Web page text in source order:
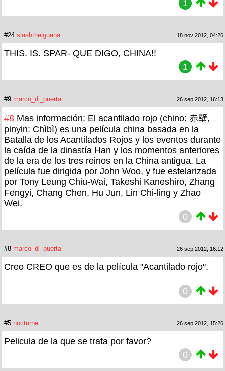
1
#24 slashtheiguana 18 nov 2012, 04:26
THIS. IS. SPAR- QUE DIGO, CHINA!!
1
#9 marco_di_puerta 26 sep 2012, 16:13
#8 Mas información: El acantilado rojo (chino: 赤壁,
pinyin: Chìbì) es una película china basada en la
Batalla de los Acantilados Rojos y los eventos durante
la caída de la dinastía Han y los momentos anteriores
de la era de los tres reinos en la China antigua. La
película fue dirigida por John Woo, y fue estelarizada
por Tony Leung Chiu-Wai, Takeshi Kaneshiro, Zhang
Fengyi, Chang Chen, Hu Jun, Lin Chi-ling y Zhao
Wei.
0
#8 marco_di_puerta 26 sep 2012, 16:12
Creo CREO que es de la película "Acantilado rojo".
0
#5 nocturne 26 sep 2012, 15:26
Pelicula de la que se trata por favor?
0